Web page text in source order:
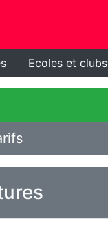
Ecoles et clubs